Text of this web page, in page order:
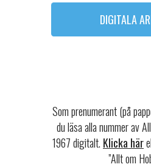
DIGITALA
Som prenumerant (på
du läsa alla nummer av
1967 digitalt. Klicka här
”Allt om